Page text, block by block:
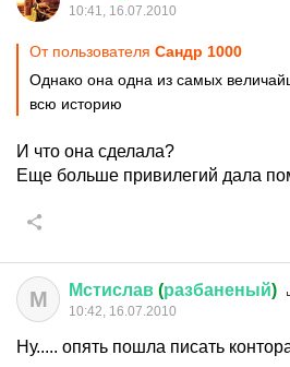
10:41, 16.07.2010
От пользователя Сандр 1000
Однако она одна из самых
всю историю
И что она сделала?
Еще больше привилегий дала
М Мстислав (разбаненый)
10:42, 16.07.2010
Ну..... опять пошла писать